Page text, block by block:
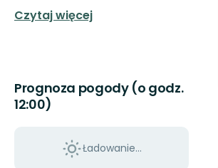
Czytaj więcej
Prognoza pogody (o godz.
12:00)
Ładowanie...